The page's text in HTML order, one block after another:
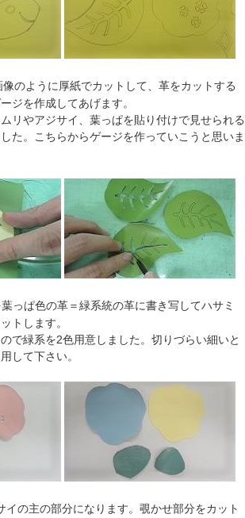
像のように厚紙でカットして、革をカットする
ジを作成してあげます。
リやアジサイ、葉っぱを貼り付けで見せられる
た。こちらからゲージを作っていこうと思いま
っぱ色の革＝緑系統の革に書き写してハサミ
トします。
で緑系を2色用意しました。切りづらい細いと
して下さい。
イの主の部分になります。覗かせ部分をカット